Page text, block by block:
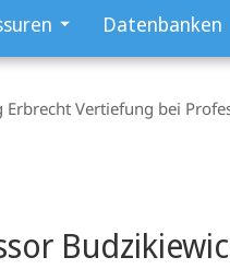
Datenbanken
Erbrecht Vertiefung bei